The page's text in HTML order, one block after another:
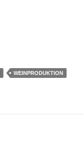
WEINPRODUKTION